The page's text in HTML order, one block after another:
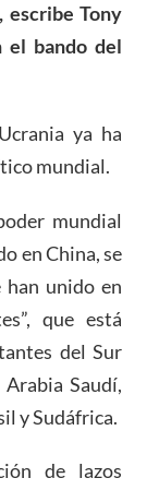
escribe Tony
el bando del
ya ha
mundial.
mundial
en China, se
han unido en
que está
del Sur
Saudí,
y Sudáfrica.
de lazos